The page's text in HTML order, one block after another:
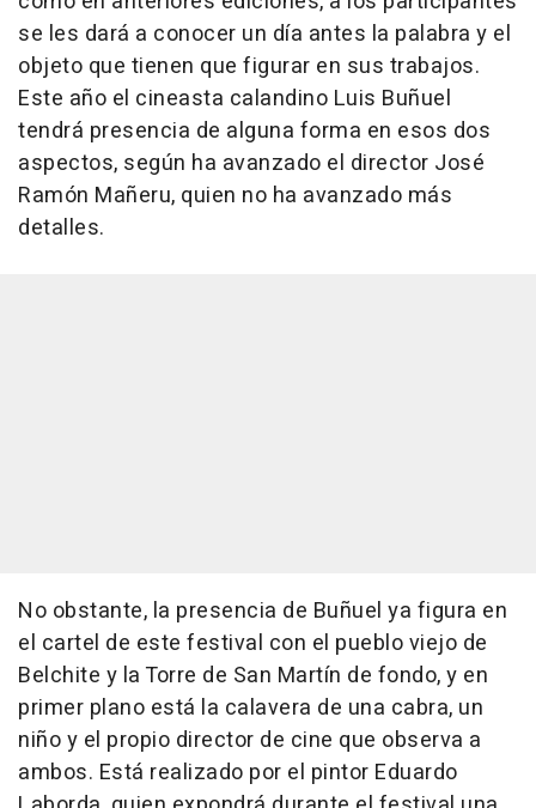
se les dará a conocer un día antes la palabra y el
objeto que tienen que figurar en sus trabajos.
Este año el cineasta calandino Luis Buñuel
tendrá presencia de alguna forma en esos dos
aspectos, según ha avanzado el director José
Ramón Mañeru, quien no ha avanzado más
detalles.
No obstante, la presencia de Buñuel ya figura en
el cartel de este festival con el pueblo viejo de
Belchite y la Torre de San Martín de fondo, y en
primer plano está la calavera de una cabra, un
niño y el propio director de cine que observa a
ambos. Está realizado por el pintor Eduardo